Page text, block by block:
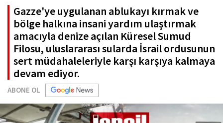
Gazze'ye uygulanan ablukayı kırmak ve
bölge halkına insani yardım ulaştırmak
amacıyla denize açılan Küresel Sumud
Filosu, uluslararası sularda İsrail ordusunun
sert müdahaleleriyle karşı karşıya kalmaya
devam ediyor.
ABONE OL